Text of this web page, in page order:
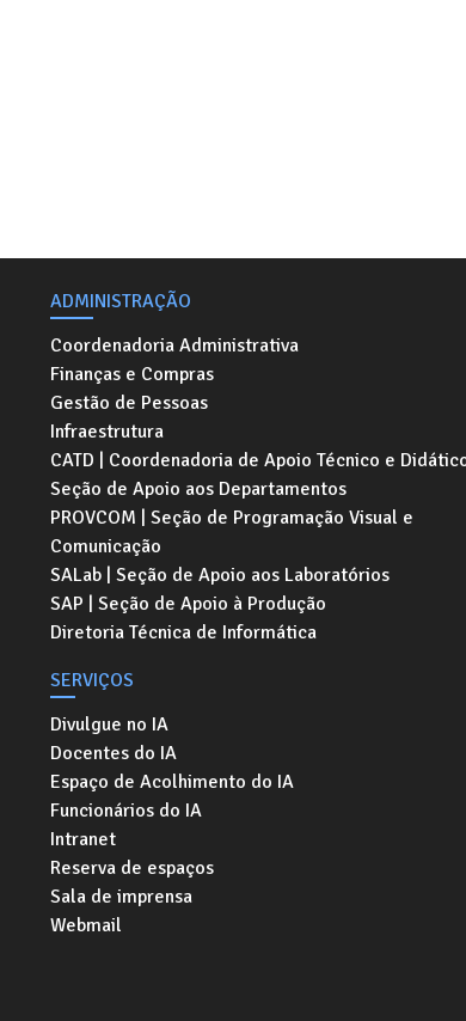
ADMINISTRAÇÃO
Coordenadoria Administrativa
Finanças e Compras
Gestão de Pessoas
Infraestrutura
CATD | Coordenadoria de Apoio Técnico e
Seção de Apoio aos Departamentos
PROVCOM | Seção de Programação Visual e
Comunicação
SALab | Seção de Apoio aos Laboratórios
SAP | Seção de Apoio à Produção
Diretoria Técnica de Informática
SERVIÇOS
Divulgue no IA
Docentes do IA
Espaço de Acolhimento do IA
Funcionários do IA
Intranet
Reserva de espaços
Sala de imprensa
Webmail